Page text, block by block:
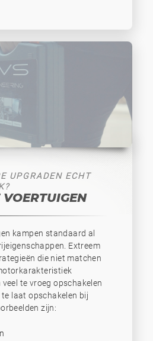
UPGRADEN ECHT
kampen standaard al
Extreem
die niet matchen
te vroeg opschakelen
te laat opschakelen bij
zijn: